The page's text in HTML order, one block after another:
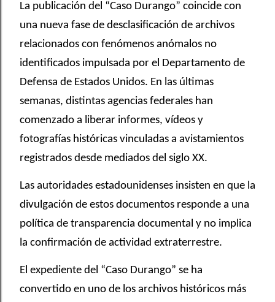
La publicación del “Caso Durango” coincide con
una nueva fase de desclasificación de archivos
relacionados con fenómenos anómalos no
identificados impulsada por el Departamento de
Defensa de Estados Unidos. En las últimas
semanas, distintas agencias federales han
comenzado a liberar informes, vídeos y
fotografías históricas vinculadas a avistamientos
registrados desde mediados del siglo XX.
Las autoridades estadounidenses insisten en que la
divulgación de estos documentos responde a una
política de transparencia documental y no implica
la confirmación de actividad extraterrestre.
El expediente del “Caso Durango” se ha
convertido en uno de los archivos históricos más